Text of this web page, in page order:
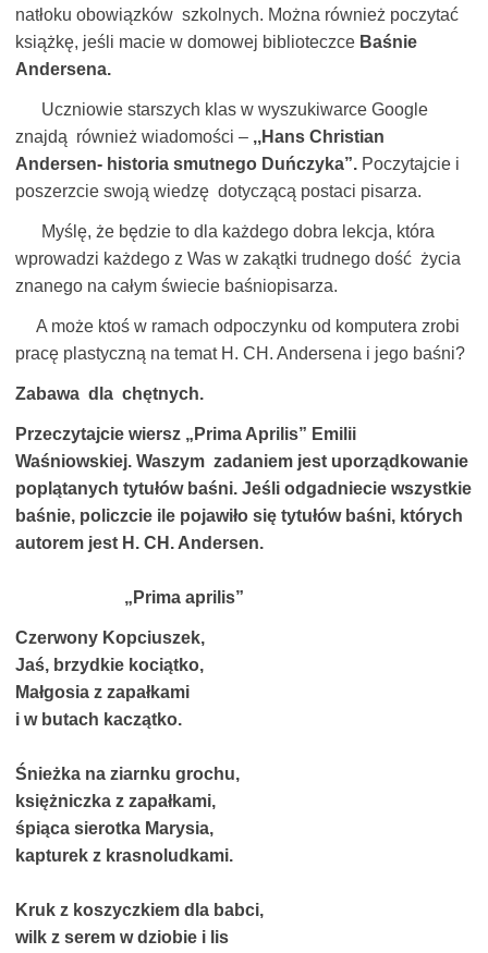
natłoku obowiązków szkolnych. Można również poczytać
książkę, jeśli macie w domowej biblioteczce Baśnie
Andersena.
Uczniowie starszych klas w wyszukiwarce Google
znajdą również wiadomości – ,,Hans Christian
Andersen- historia smutnego Duńczyka”. Poczytajcie i
poszerzcie swoją wiedzę dotyczącą postaci pisarza.
Myślę, że będzie to dla każdego dobra lekcja, która
wprowadzi każdego z Was w zakątki trudnego dość życia
znanego na całym świecie baśniopisarza.
A może ktoś w ramach odpoczynku od komputera zrobi
pracę plastyczną na temat H. CH. Andersena i jego baśni?
Zabawa dla chętnych.
Przeczytajcie wiersz „Prima Aprilis” Emilii
Waśniowskiej. Waszym zadaniem jest uporządkowanie
poplątanych tytułów baśni. Jeśli odgadniecie wszystkie
baśnie, policzcie ile pojawiło się tytułów baśni, których
autorem jest H. CH. Andersen.
„Prima aprilis”
Czerwony Kopciuszek,
Jaś, brzydkie kociątko,
Małgosia z zapałkami
i w butach kaczątko.
Śnieżka na ziarnku grochu,
księżniczka z zapałkami,
śpiąca sierotka Marysia,
kapturek z krasnoludkami.
Kruk z koszyczkiem dla babci,
wilk z serem w dziobie i lis